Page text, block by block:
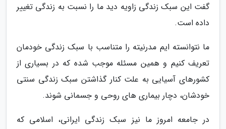
گفت این سبک زندگی زاویه دید ما را نسبت به زندگی تغییر
داده است.
ما نتوانسته ایم مدرنیته را متناسب با سبک زندگی خودمان
تعریف کنیم و همین مسئله موجب شده که در بسیاری از
کشورهای آسیایی به علت کنار گذاشتن سبک زندگی سنتی
خودشان، دچار بیماری های روحی و جسمانی شوند.
در جامعه امروز ما نیز سبک زندگی ایرانی، اسلامی که